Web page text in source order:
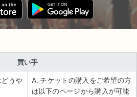
買い手
どうや
A. チケットの購入をご希望の方
は以下のページから購入が可能